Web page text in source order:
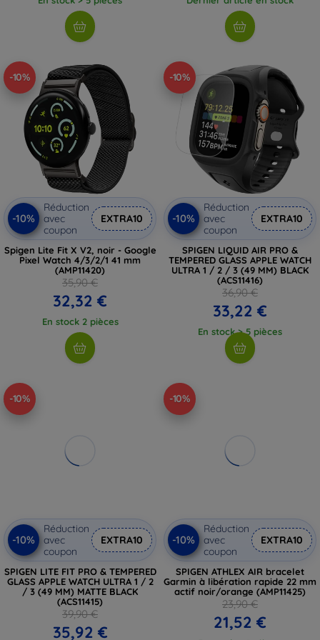
-10%
-10%
Réduction
avec
coupon
EXTRA10
Spigen Lite Fit X V2, noir - Google
Pixel Watch 4/3/2/1 41 mm
(AMP11420)
35,90 €
32,32 €
En stock 2 pièces
-10%
-10%
Réduction
avec
coupon
EXTRA10
SPIGEN LIQUID AIR PRO &
TEMPERED GLASS APPLE WATCH
ULTRA 1 / 2 / 3 (49 MM) BLACK
(ACS11416)
36,90 €
33,22 €
En stock > 5 pièces
-10%
-10%
Réduction
avec
coupon
EXTRA10
SPIGEN LITE FIT PRO & TEMPERED
GLASS APPLE WATCH ULTRA 1 / 2
/ 3 (49 MM) MATTE BLACK
(ACS11415)
39,90 €
35,92 €
-10%
-10%
Réduction
avec
coupon
EXTRA10
SPIGEN ATHLEX AIR bracelet
Garmin à libération rapide 22 mm
actif noir/orange (AMP11425)
23,90 €
21,52 €